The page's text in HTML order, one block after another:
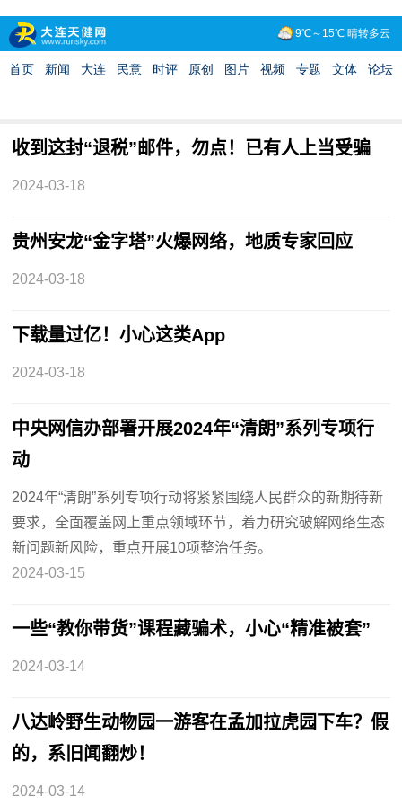
收到这封“退税”邮件，勿点！已有人上当受骗
2024-03-18
贵州安龙“金字塔”火爆网络，地质专家回应
2024-03-18
下载量过亿！小心这类App
2024-03-18
中央网信办部署开展2024年“清朗”系列专项行
动
2024年“清朗”系列专项行动将紧紧围绕人民群众的新期待新
要求，全面覆盖网上重点领域环节，着力研究破解网络生态
新问题新风险，重点开展10项整治任务。
2024-03-15
一些“教你带货”课程藏骗术，小心“精准被套”
2024-03-14
八达岭野生动物园一游客在孟加拉虎园下车？假
的，系旧闻翻炒！
2024-03-14